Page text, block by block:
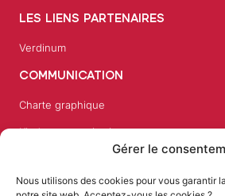
Gérer le
Nous utilisons des cookies pour vous garantir
LES LIENS PARTENAIRES
Verdinum
COMMUNICATION
Charte graphique
Kit de communication